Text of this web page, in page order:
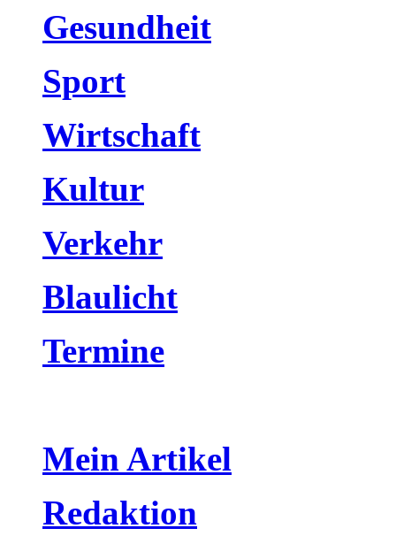
Gesundheit
Sport
Wirtschaft
Kultur
Verkehr
Blaulicht
Termine
Mein Artikel
Redaktion